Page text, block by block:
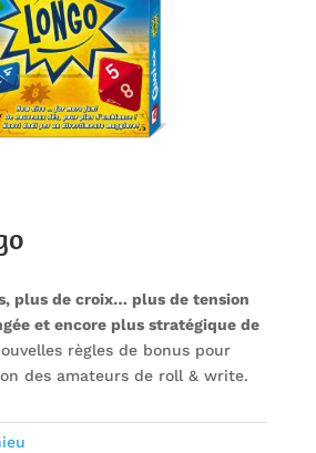
plus de croix… plus de tension
et encore plus stratégique de
règles de bonus pour
des amateurs de roll & write.